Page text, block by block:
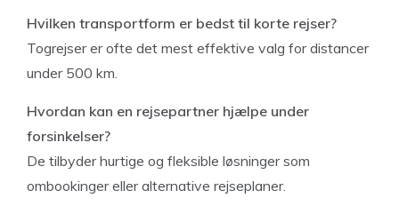
Hvilken transportform er bedst til korte rejser?
Togrejser er ofte det mest effektive valg for distancer
under 500 km.
Hvordan kan en rejsepartner hjælpe under
forsinkelser?
De tilbyder hurtige og fleksible løsninger som
ombookinger eller alternative rejseplaner.